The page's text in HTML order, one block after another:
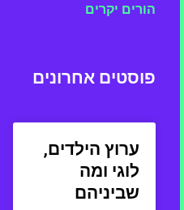
הורים יקרים
פוסטים אחרונים
ערוץ הילדים,
לוגי ומה
שביניהם